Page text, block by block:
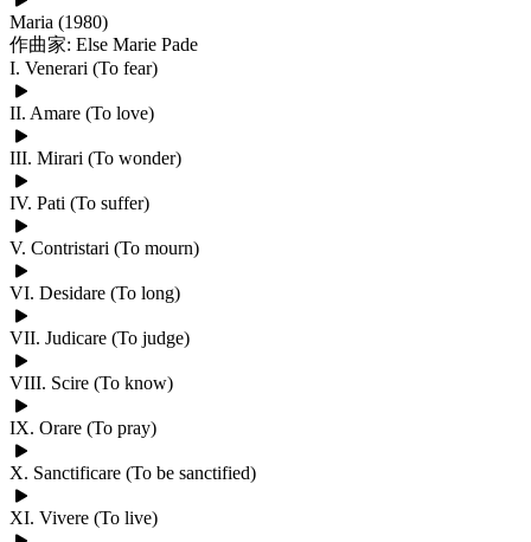
Maria (1980)
作曲家: Else Marie Pade
I. Venerari (To fear)
II. Amare (To love)
III. Mirari (To wonder)
IV. Pati (To suffer)
V. Contristari (To mourn)
VI. Desidare (To long)
VII. Judicare (To judge)
VIII. Scire (To know)
IX. Orare (To pray)
X. Sanctificare (To be sanctified)
XI. Vivere (To live)